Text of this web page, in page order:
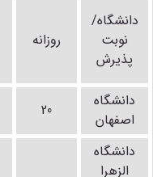
دانشگاه/
نوبت
پذیرش
روزانه
دانشگاه
اصفهان
20
دانشگاه
الزهرا